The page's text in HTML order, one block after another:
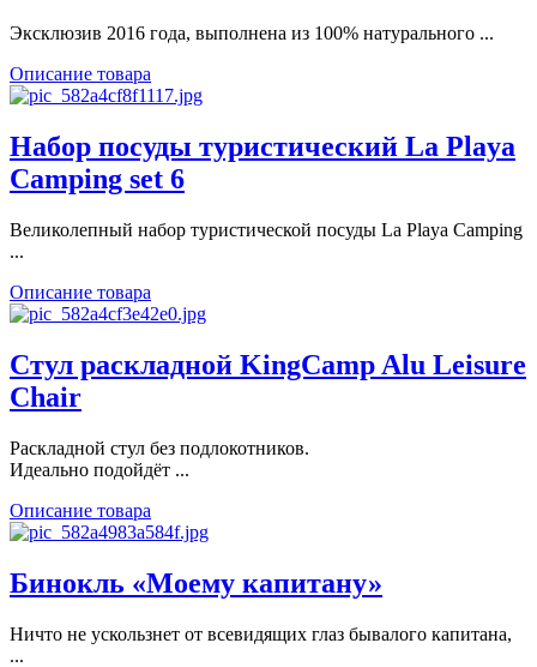
Эксклюзив 2016 года, выполнена из 100% натурального ...
Описание товара
Набор посуды туристический La Playa
Camping set 6
Великолепный набор туристической посуды La Playa Camping
...
Описание товара
Стул раскладной KingCamp Alu Leisure
Chair
Раскладной стул без подлокотников.
Идеально подойдёт ...
Описание товара
Бинокль «Моему капитану»
Ничто не ускользнет от всевидящих глаз бывалого капитана,
...